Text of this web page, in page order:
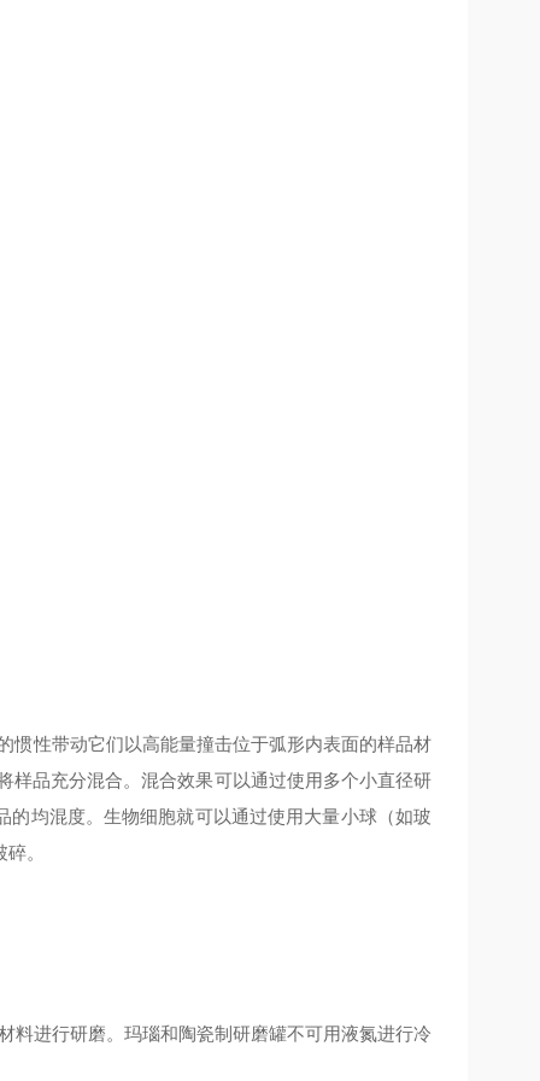
性带动它们以高能量撞击位于弧形内表面的样品材
样品充分混合。混合效果可以通过使用多个小直径研
均混度。生物细胞就可以通过使用大量小球（如玻
。
料进行研磨。玛瑙和陶瓷制研磨罐不可用液氮进行冷